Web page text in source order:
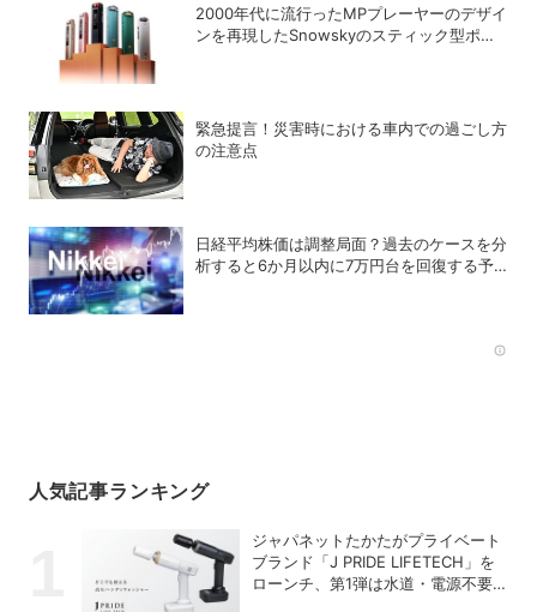
2000年代に流行ったMPプレーヤーのデザイ
ンを再現したSnowskyのスティック型ポー
緊急提言！災害時における車内での過ごし方
の注意点
日経平均株価は調整局面？過去のケースを分
析すると6か月以内に7万円台を回復する予
人気記事ランキング
ジャパネットたかたがプライベート
ブランド「J PRIDE LIFETECH」を
ローンチ、第1弾は水道・電源不要